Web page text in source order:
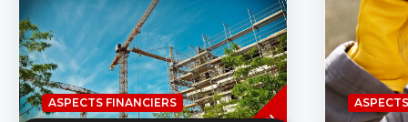
Depuis janvier, les prix des matériaux
de construction ont augmenté en
moyenne de 16 %, selon une étude de
la Confédération Construction à
laquelle...
ASPECTS FINANCIERS
Savoir
plus
ouvriers
contient